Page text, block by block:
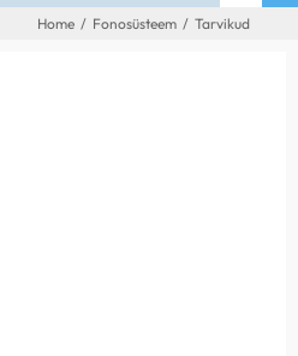
Home / Fonosüsteem / Tarvikud